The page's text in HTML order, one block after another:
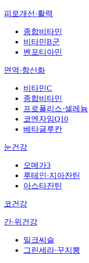
피로개선·활력
종합비타민
비타민B군
벤포티아민
면역·항산화
비타민C
종합비타민
프로폴리스·셀레늄
코엔자임Q10
베타글루칸
눈건강
오메가3
루테인·지아잔틴
아스타잔틴
코건강
간·위건강
밀크씨슬
그린세라·꾸지뽕